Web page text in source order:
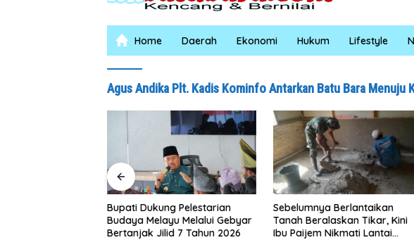
Home Daerah Ekonomi Hukum Lifestyle
Agus Andika Plt. Kadis Kominfo Antarkan Batu Bara Menuju
Sebelumnya Berlantaikan
Tanah Beralaskan Tikar, Kini
Ibu Paijem Nikmati Lantai
Jumat Berkah Polsek Lima
Puluh, Kapolsek Salomo
Salurkan Sembako kepada 50